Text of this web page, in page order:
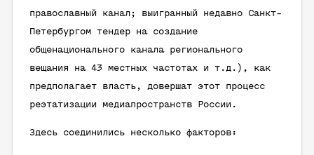
православный канал; выигранный недавно Санкт-
Петербургом тендер на создание
общенационального канала регионального
вещания на 43 местных частотах и т.д.), как
предполагает власть, довершат этот процесс
реэтатизации медиапространств России.
Здесь соединились несколько факторов: